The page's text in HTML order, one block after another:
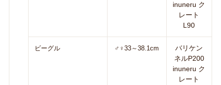
inuneru ク
レート
L90
ビーグル ♂♀33～38.1cm
バリケン
ネルP200
inuneru ク
レート